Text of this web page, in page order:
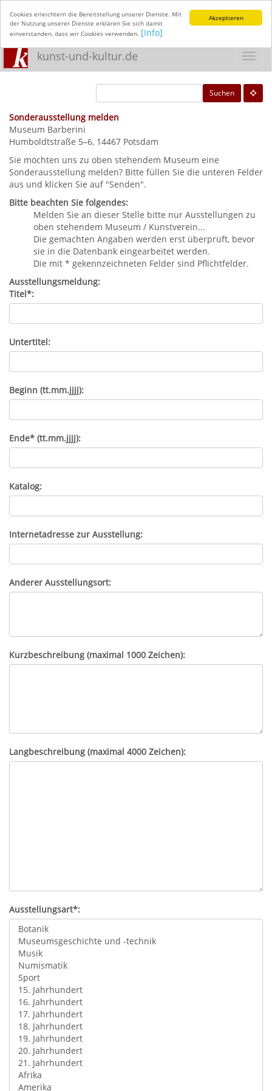
Akzeptieren
Cookies erleichtern die Bereitstellung unserer Dienste. Mit
der Nutzung unserer Dienste erklären Sie sich damit
einverstanden, dass wir Cookies verwenden. [Info]
kunst-und-kultur.de
Suchen
Sonderausstellung melden
Museum Barberini
Humboldtstraße 5–6, 14467 Potsdam
Sie möchten uns zu oben stehendem Museum eine
Sonderausstellung melden? Bitte füllen Sie die unteren Felder
aus und klicken Sie auf "Senden".
Bitte beachten Sie folgendes:
Melden Sie an dieser Stelle bitte nur Ausstellungen zu
oben stehendem Museum / Kunstverein...
Die gemachten Angaben werden erst überprüft, bevor
sie in die Datenbank eingearbeitet werden.
Die mit * gekennzeichneten Felder sind Pflichtfelder.
Ausstellungsmeldung:
Titel*:
Untertitel:
Beginn (tt.mm.jjjj):
Ende* (tt.mm.jjjj):
Katalog:
Internetadresse zur Ausstellung:
Anderer Ausstellungsort:
Kurzbeschreibung (maximal 1000 Zeichen):
Langbeschreibung (maximal 4000 Zeichen):
Ausstellungsart*: